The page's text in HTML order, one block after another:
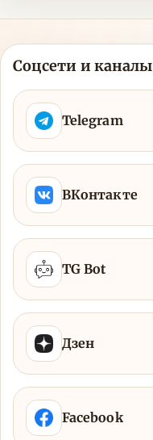
Соцсети и каналы
Telegram
ВКонтакте
TG Bot
Дзен
Facebook